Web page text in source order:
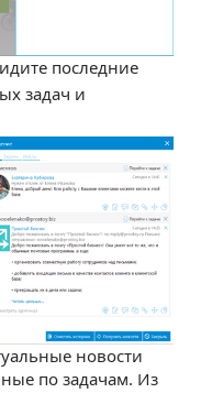
последние
задач и
новости
по задачам. Из